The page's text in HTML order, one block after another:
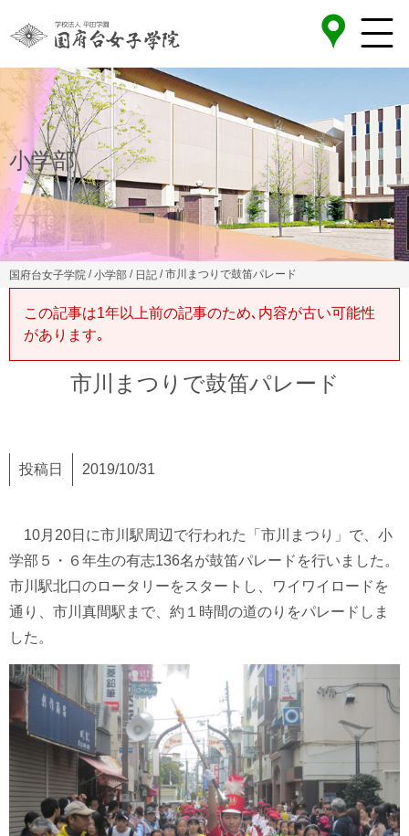
小学部
国府台女子学院 /小学部 / 日記 / 市川まつりで鼓笛パレード
この記事は1年以上前の記事のため､内容が古い可能性
があります｡
市川まつりで鼓笛パレード
投稿日 2019/10/31
10月20日に市川駅周辺で行われた「市川まつり」で、小
学部５・６年生の有志136名が鼓笛パレードを行いました。
市川駅北口のロータリーをスタートし、ワイワイロードを
通り、市川真間駅まで、約１時間の道のりをパレードしま
した。